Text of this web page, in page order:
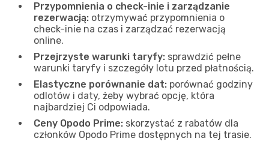
Przypomnienia o check-inie i zarządzanie
rezerwacją: otrzymywać przypomnienia o
check-inie na czas i zarządzać rezerwacją
online.
Przejrzyste warunki taryfy: sprawdzić pełne
warunki taryfy i szczegóły lotu przed płatnością.
Elastyczne porównanie dat: porównać godziny
odlotów i daty, żeby wybrać opcję, która
najbardziej Ci odpowiada.
Ceny Opodo Prime: skorzystać z rabatów dla
członków Opodo Prime dostępnych na tej trasie.